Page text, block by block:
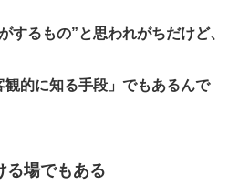
するもの”と思われがちだけど、
的に知る手段」でもあるんで
る場でもある